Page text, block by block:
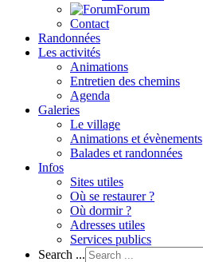
Forum
Contact
Randonnées
Les activités
Animations
Entretien des chemins
Agenda
Galeries
Le village
Animations et évènements
Balades et randonnées
Infos
Sites utiles
Où se restaurer ?
Où dormir ?
Adresses utiles
Services publics
Search ...